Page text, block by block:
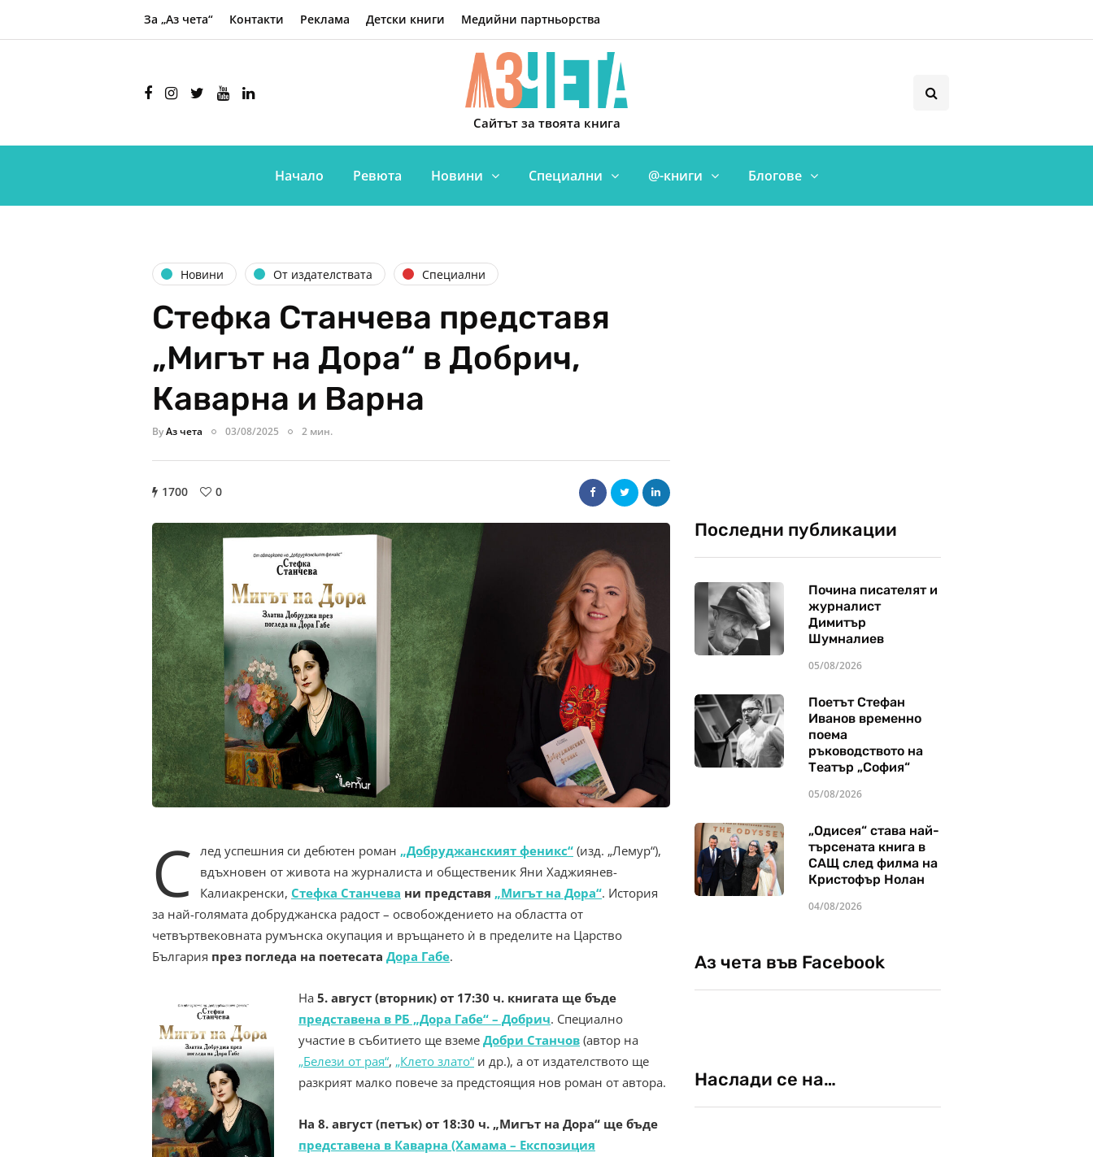
За „Аз чета“ Контакти Реклама Детски книги Медийни партньорства
Сайтът за твоята книга
Начало Ревюта Новини Специални @-книги Блогове
Новини От издателствата Специални
Стефка Станчева представя
„Мигът на Дора“ в Добрич,
Каварна и Варна
ByАз чета 03/08/2025 2 мин.
1700 0
С лед успешния си дебютен роман „Добруджанският феникс“ (изд. „Лемур“),
вдъхновен от живота на журналиста и общественик Яни Хаджиянев-
Калиакренски, Стефка Станчева ни представя „Мигът на Дора“. История
за най-голямата добруджанска радост – освобождението на областта от
четвъртвековната румънска окупация и връщането ѝ в пределите на Царство
България през погледа на поетесата Дора Габе.
На 5. август (вторник) от 17:30 ч. книгата ще бъде
представена в РБ „Дора Габе“ – Добрич. Специално
участие в събитието ще вземе Добри Станчов (автор на
„Белези от рая“, „Клето злато“ и др.), а от издателството ще
разкрият малко повече за предстоящия нов роман от автора.
На 8. август (петък) от 18:30 ч. „Мигът на Дора“ ще бъде
представена в Каварна (Хамама – Експозиция
Последни публикации
Почина писателят и
журналист
Димитър
Шумналиев
05/08/2026
Поетът Стефан
Иванов временно
поема
ръководството на
Театър „София“
05/08/2026
„Одисея“ става най-
търсената книга в
САЩ след филма на
Кристофър Нолан
04/08/2026
Аз чета във Facebook
Наслади се на…